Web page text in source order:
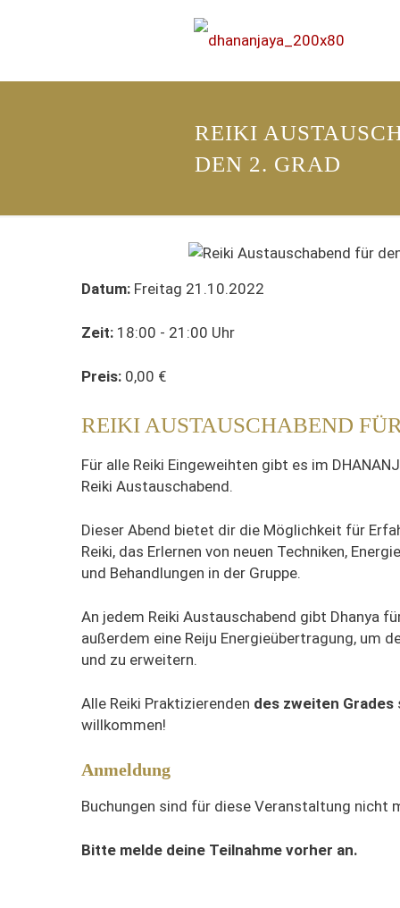
REIKI
DEN 2. GRAD
Datum:Freitag 21.10.2022
Zeit:18:00 - 21:00 Uhr
Preis:0,00 €
REIKI AUSTAUSCHABEND
Für alle Reiki Eingeweihten gibt es im
Reiki Austauschabend.
Dieser Abend bietet dir die Möglichkeit für
Reiki, das Erlernen von neuen Techniken,
und Behandlungen in der Gruppe.
An jedem Reiki Austauschabend gibt Dhanya
außerdem eine Reiju Energieübertragung, um
und zu erweitern.
Alle Reiki Praktizierenden des zweiten Grades
willkommen!
Anmeldung
Buchungen sind für diese Veranstaltung nicht
Bitte melde deine Teilnahme vorher an.